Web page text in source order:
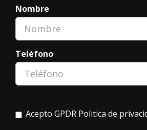
Nombre
Teléfono
Acepto GPDR Politica de